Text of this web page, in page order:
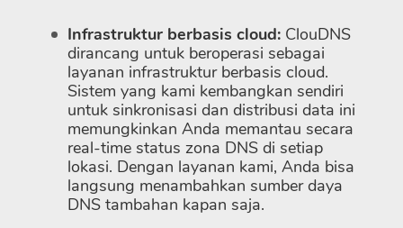
Infrastruktur berbasis cloud: ClouDNS
dirancang untuk beroperasi sebagai
layanan infrastruktur berbasis cloud.
Sistem yang kami kembangkan sendiri
untuk sinkronisasi dan distribusi data ini
memungkinkan Anda memantau secara
real-time status zona DNS di setiap
lokasi. Dengan layanan kami, Anda bisa
langsung menambahkan sumber daya
DNS tambahan kapan saja.